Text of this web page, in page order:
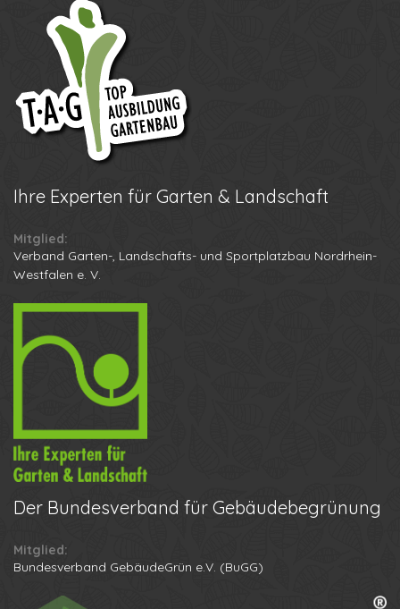
Ihre Experten für Garten & Landschaft
Mitglied:
Verband Garten-, Landschafts- und Sportplatzbau Nordrhein-
Westfalen e. V.
Der Bundesverband für Gebäudebegrünung
Mitglied:
Bundesverband GebäudeGrün e.V. (BuGG)
Ihr Name